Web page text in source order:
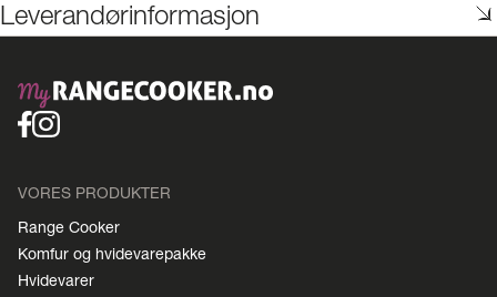
Leverandørinformasjon
VORES PRODUKTER
Range Cooker
Komfur og hvidevarepakke
Hvidevarer